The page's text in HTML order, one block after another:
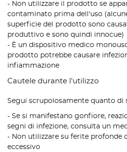
- Non utilizzare il prodotto se
contaminato prima dell'uso
superficie del prodotto sono
produttivo e sono quindi innocue)
- È un dispositivo medico
prodotto potrebbe causare
infiammazione
Cautele durante l'utilizzo
Segui scrupolosamente quanto di
- Se si manifestano gonfiore,
segni di infezione, consulta un
- Non utilizzare su ferite profonde
eccessivo